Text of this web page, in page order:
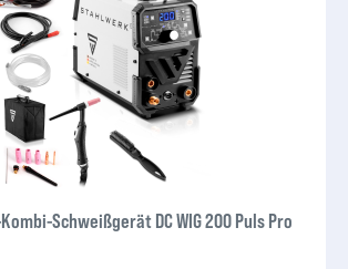
Kombi-Schweißgerät DC WIG 200 Puls Pro